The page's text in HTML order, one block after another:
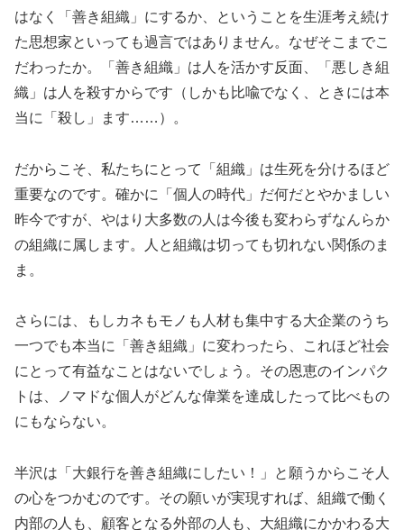
はなく「善き組織」にするか、ということを生涯考え続け
た思想家といっても過言ではありません。なぜそこまでこ
だわったか。「善き組織」は人を活かす反面、「悪しき組
織」は人を殺すからです（しかも比喩でなく、ときには本
当に「殺し」ます……）。
だからこそ、私たちにとって「組織」は生死を分けるほど
重要なのです。確かに「個人の時代」だ何だとやかましい
昨今ですが、やはり大多数の人は今後も変わらずなんらか
の組織に属します。人と組織は切っても切れない関係のま
ま。
さらには、もしカネもモノも人材も集中する大企業のうち
一つでも本当に「善き組織」に変わったら、これほど社会
にとって有益なことはないでしょう。その恩恵のインパク
トは、ノマドな個人がどんな偉業を達成したって比べもの
にもならない。
半沢は「大銀行を善き組織にしたい！」と願うからこそ人
の心をつかむのです。その願いが実現すれば、組織で働く
内部の人も、顧客となる外部の人も、大組織にかかわる大